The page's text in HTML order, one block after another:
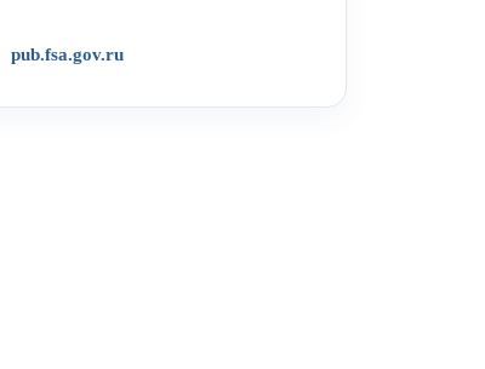
pub.fsa.gov.ru